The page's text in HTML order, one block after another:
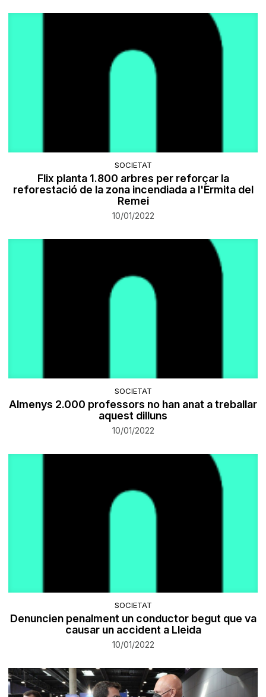
SOCIETAT
Flix planta 1.800 arbres per reforçar la
reforestació de la zona incendiada a l'Ermita del
Remei
10/01/2022
SOCIETAT
Almenys 2.000 professors no han anat a treballar
aquest dilluns
10/01/2022
SOCIETAT
Denuncien penalment un conductor begut que va
causar un accident a Lleida
10/01/2022